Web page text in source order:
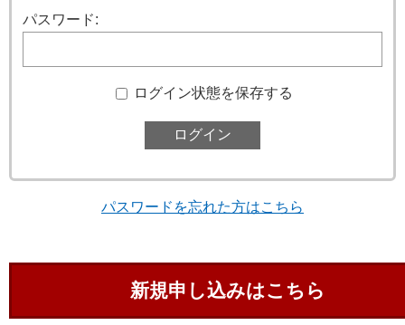
パスワード:
ログイン状態を保存する
パスワードを忘れた方はこちら
新規申し込みはこちら